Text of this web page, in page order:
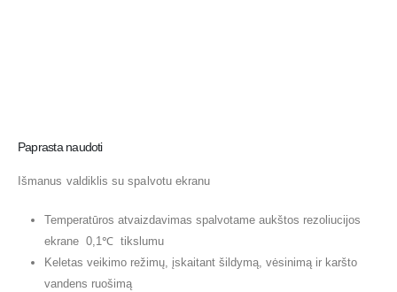
Paprasta naudoti
Išmanus valdiklis su spalvotu ekranu
Temperatūros atvaizdavimas spalvotame aukštos rezoliucijos
ekrane 0,1℃ tikslumu
Keletas veikimo režimų, įskaitant šildymą, vėsinimą ir karšto
vandens ruošimą